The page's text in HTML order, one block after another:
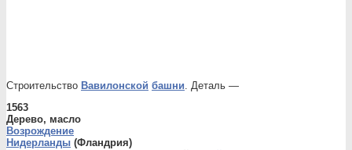
Строительство Вавилонской башни. Деталь —
1563
Дерево, масло
Возрождение
Нидерланды (Фландрия)